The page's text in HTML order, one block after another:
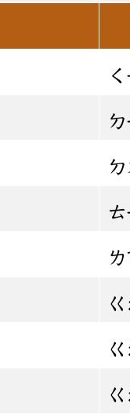
ㄉ
ㄉ
ㄊ
ㄌ
ㄍ
ㄍ
ㄍ